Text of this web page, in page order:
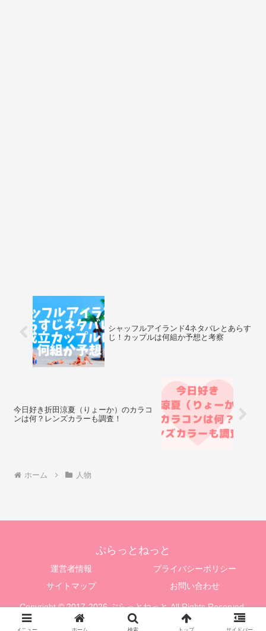
シャッフルアイランド4ネタバレとあらす
じ！カップルは何組か予想と考察
今日好き折田涼夏（りょーか）のカラコ
ンは何？レンズカラーも調査！
ホーム 人物
ぷらっとねっと
運営者情報
プライバシーポリシー
サイトマップ
お問い合わせ
Copyright © 2017-2026 ぷらっとねっと All Rights Reserved.
メニュー ホーム 検索 トップ サイドバー